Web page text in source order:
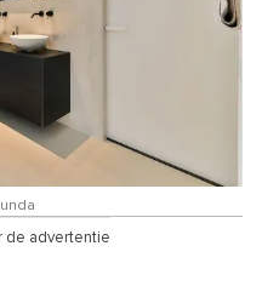
de advertentie